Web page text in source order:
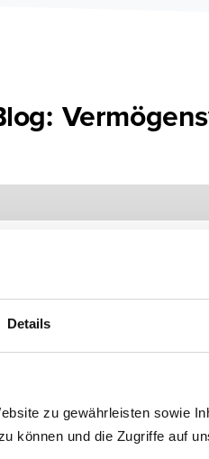
Details
zu gewährleisten sowie
können und die Zugriffe auf